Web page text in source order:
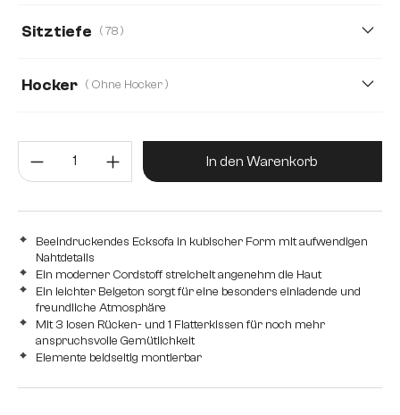
Sitztiefe ( 78 )
Hocker ( Ohne Hocker )
Produkt Anzahl: Gib den
In den Warenkorb
Beeindruckendes Ecksofa in kubischer Form mit aufwendigen
Nahtdetails
Ein moderner Cordstoff streichelt angenehm die Haut
Ein leichter Beigeton sorgt für eine besonders einladende und
freundliche Atmosphäre
Mit 3 losen Rücken- und 1 Flatterkissen für noch mehr
anspruchsvolle Gemütlichkeit
Elemente beidseitig montierbar